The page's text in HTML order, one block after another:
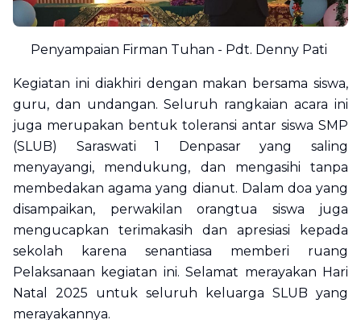
Penyampaian Firman Tuhan - Pdt. Denny Pati
Kegiatan ini diakhiri dengan makan bersama siswa,
guru, dan undangan. Seluruh rangkaian acara ini
juga merupakan bentuk toleransi antar siswa SMP
(SLUB) Saraswati 1 Denpasar yang saling
menyayangi, mendukung, dan mengasihi tanpa
membedakan agama yang dianut. Dalam doa yang
disampaikan, perwakilan orangtua siswa juga
mengucapkan terimakasih dan apresiasi kepada
sekolah karena senantiasa memberi ruang
Pelaksanaan kegiatan ini. Selamat merayakan Hari
Natal 2025 untuk seluruh keluarga SLUB yang
merayakannya.